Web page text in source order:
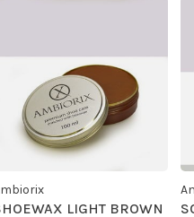
LIGHT BROWN